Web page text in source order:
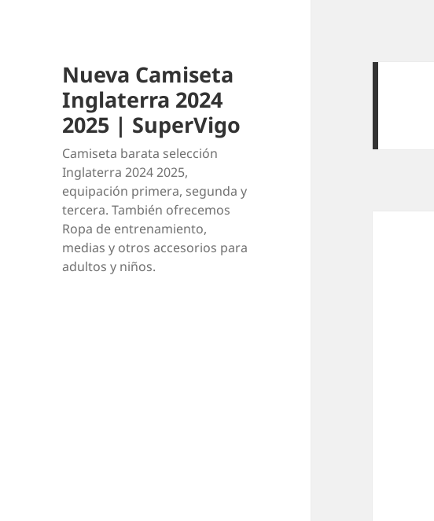
Nueva Camiseta
Inglaterra 2024
2025 | SuperVigo
Camiseta barata selección
Inglaterra 2024 2025,
equipación primera, segunda y
tercera. También ofrecemos
Ropa de entrenamiento,
medias y otros accesorios para
adultos y niños.